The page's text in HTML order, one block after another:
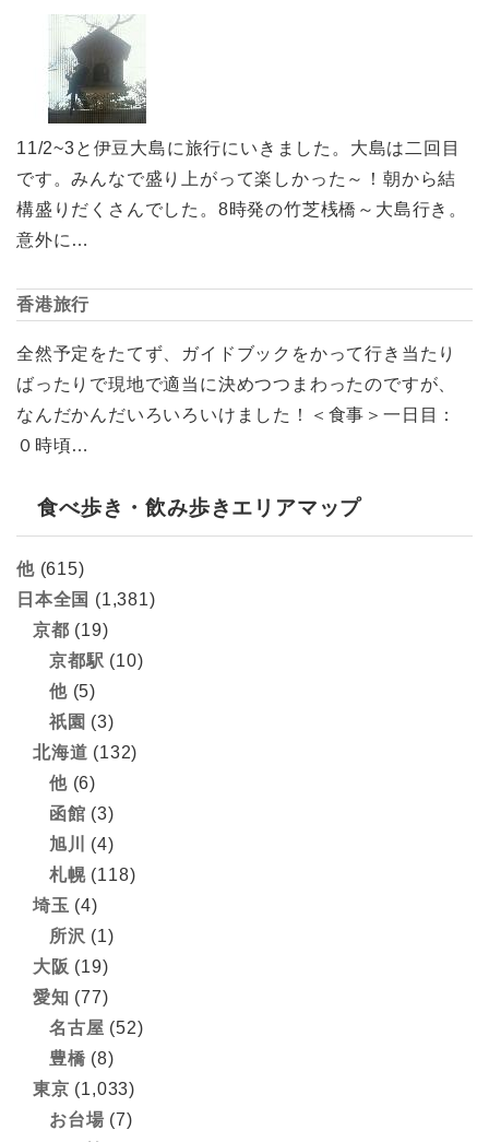
11/2~3と伊豆大島に旅行にいきました。大島は二回目
です。みんなで盛り上がって楽しかった～！朝から結
構盛りだくさんでした。8時発の竹芝桟橋～大島行き。
意外に…
香港旅行
全然予定をたてず、ガイドブックをかって行き当たり
ばったりで現地で適当に決めつつまわったのですが、
なんだかんだいろいろいけました！＜食事＞一日目：
０時頃…
食べ歩き・飲み歩きエリアマップ
他(615)
日本全国 (1,381)
京都 (19)
京都駅 (10)
他(5)
祇園 (3)
北海道 (132)
他(6)
函館 (3)
旭川
(4)
札幌(118)
埼玉 (4)
所沢 (1)
大阪 (19)
愛知 (77)
名古屋 (52)
豊橋 (8)
東京 (1,033)
お台場 (7)